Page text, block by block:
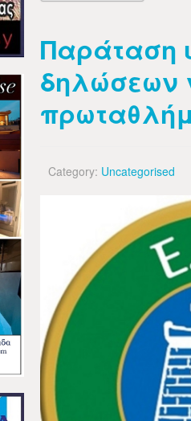
Παράταση
δηλώσεων
Category: Uncategorised